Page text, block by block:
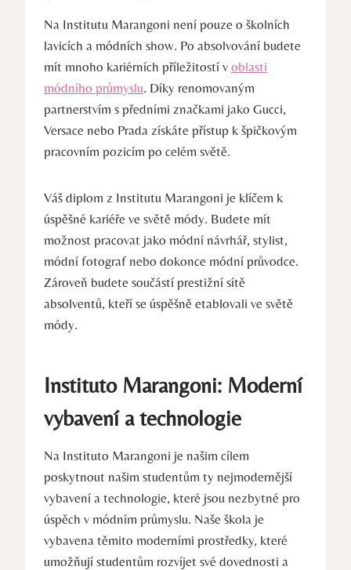
Na Institutu Marangoni není pouze o školních
lavicích a módních show. Po absolvování⁤ budete
mít mnoho kariérních příležitostí v oblasti
módního průmyslu. Díky renomovaným
partnerstvím s předními značkami jako Gucci,
Versace nebo Prada získáte přístup k⁣ špičkovým
pracovním⁢ pozicím po​ celém světě.
Váš diplom z Institutu Marangoni je klíčem k
úspěšné kariéře ve světě módy. Budete mít
možnost pracovat‍ jako módní návrhář, stylist,
módní ‍fotograf nebo dokonce módní průvodce.
Zároveň budete⁣ součástí prestižní⁢ sítě
absolventů, kteří se ⁣úspěšně etablovali ve světě
módy.
Instituto Marangoni: Moderní
vybavení ⁤a‍ technologie
Na Instituto Marangoni je našim ⁤cílem
poskytnout našim studentům ty​ nejmodernější
⁣vybavení a technologie, které jsou nezbytné pro
úspěch v módním průmyslu. Naše‍ škola je
vybavena těmito moderními ⁤prostředky, které
umožňují studentům⁤ rozvíjet své dovednosti a⁣